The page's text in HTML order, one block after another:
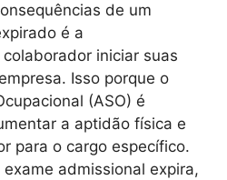
de um
é a
iniciar suas
Isso porque o
(ASO) é
a aptidão física e
para o cargo específico.
admissional expira,